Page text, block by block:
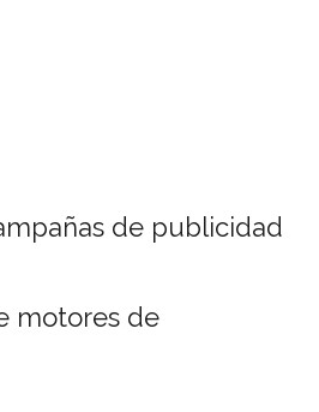
de publicidad
motores de